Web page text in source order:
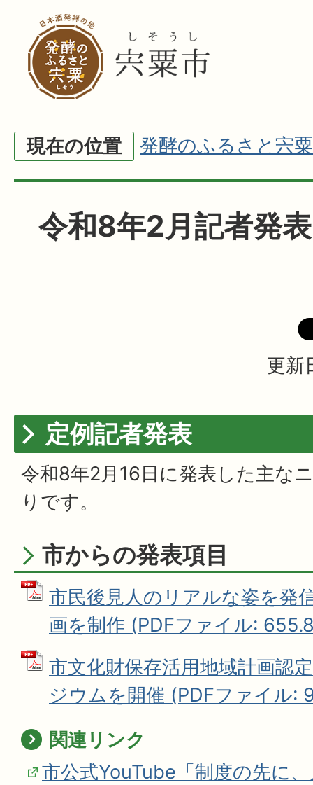
現在の位置 発酵のふるさと宍粟
令和8年2月記者発表
更新
定例記者発表
令和8年2月16日に発表した主な
りです。
市からの発表項目
市民後見人のリアルな姿を発
画を制作 (PDFファイル:
市文化財保存活用地域計画認
ジウムを開催 (PDFファイル:
関連リンク
市公式YouTube「制度の先に